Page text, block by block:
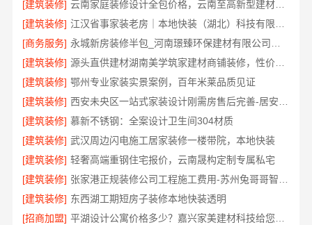
[建筑装修]
云南家庭装修设计全包价格，云南至高新型建材有限公司
[建筑装修]
[商务服务]
[建筑装修]
源头直供建材湖南美学筑家建材商铺装修，性价比之选
[建筑装修] 鄂州专业家装实景案例，百年米莱品质见证
[建筑装修]
[建筑装修] 慕新不锈钢：全案设计卫生间304材质
[建筑装修] 武汉周边闪电施工居家装修一楼带院，本地快装
[建筑装修] 轻奢高端重钢住宅报价，云南晟构定制专属私宅
[建筑装修]
[建筑装修] 东西湖工期短房子装修本地快装透明
[招商加盟]